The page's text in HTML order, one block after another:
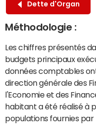
Dette d'Organ
Méthodologie :
Les chiffres présentés
budgets principaux
données comptables
direction générale des
l'Economie et des
habitant a été réalisé à
populations fournies par